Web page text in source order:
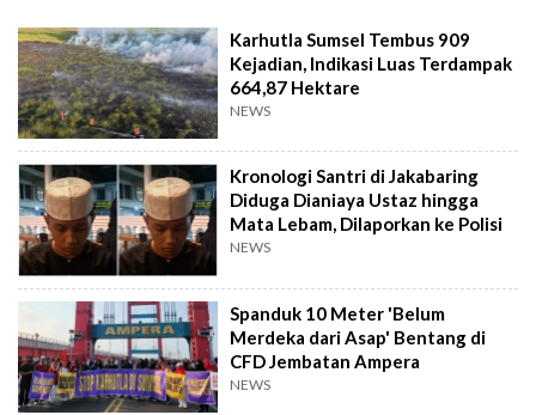
Karhutla Sumsel Tembus 909
Kejadian, Indikasi Luas Terdampak
664,87 Hektare
NEWS
Kronologi Santri di Jakabaring
Diduga Dianiaya Ustaz hingga
Mata Lebam, Dilaporkan ke Polisi
NEWS
Spanduk 10 Meter 'Belum
Merdeka dari Asap' Bentang di
CFD Jembatan Ampera
NEWS